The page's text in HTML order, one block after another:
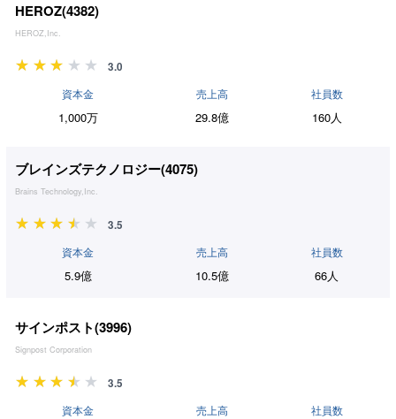
HEROZ(4382)
HEROZ,Inc.
3.0
資本金
1,000万
売上高
29.8億
社員数
160人
ブレインズテクノロジー(4075)
Brains Technology,Inc.
3.5
資本金
5.9億
売上高
10.5億
社員数
66人
サインポスト(3996)
Signpost Corporation
3.5
資本金 売上高 社員数